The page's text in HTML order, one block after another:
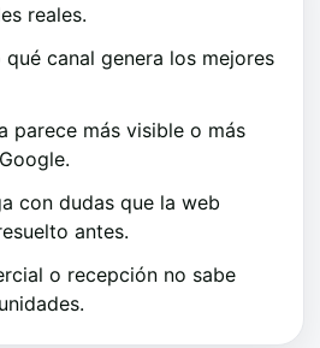
reales.
canal genera los mejores
parece más visible o más
con dudas que la web
antes.
o recepción no sabe